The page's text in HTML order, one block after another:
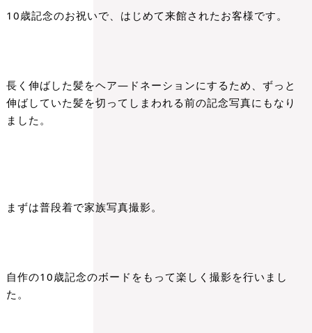
10歳記念のお祝いで、はじめて来館されたお客様です。
長く伸ばした髪をヘア―ドネーションにするため、ずっと
伸ばしていた髪を切ってしまわれる前の記念写真にもなり
ました。
まずは普段着で家族写真撮影。
自作の10歳記念のボードをもって楽しく撮影を行いまし
た。